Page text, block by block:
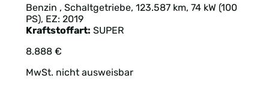
Benzin , Schaltgetriebe, 123.587 km, 74 kW (100
PS), EZ: 2019
Kraftstoffart: SUPER
8.888 €
MwSt. nicht ausweisbar